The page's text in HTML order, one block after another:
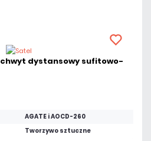
Uchwyt dystansowy sufitowo-
AGATE i AOCD-260
Tworzywo sztuczne